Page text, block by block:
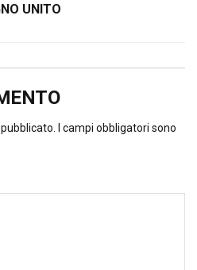
UNITO
I campi obbligatori sono